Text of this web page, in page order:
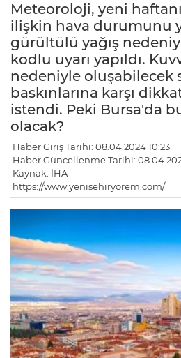
Meteoroloji, yeni
ilişkin hava durumunu
gürültülü yağış
kodlu uyarı yapıldı.
nedeniyle oluşabilecek
baskınlarına karşı
istendi. Peki Bursa'da
olacak?
Haber Giriş Tarihi: 08.04.2024 10:23
Haber Güncellenme Tarihi:
Kaynak: İHA
https://www.yenisehiryorem.com/